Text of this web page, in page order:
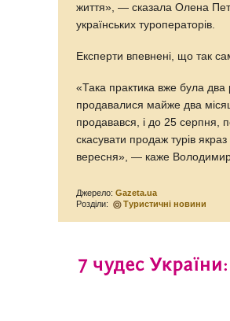
життя», — сказала Олена
українських туроператорів.
Експерти впевнені, що так
«Така практика вже була два
продавалися майже два
продавався, і до 25 серпня,
скасувати продаж турів
вересня», — каже Володимир
Джерело:Gazeta.ua
Розділи:
Туристичні новини